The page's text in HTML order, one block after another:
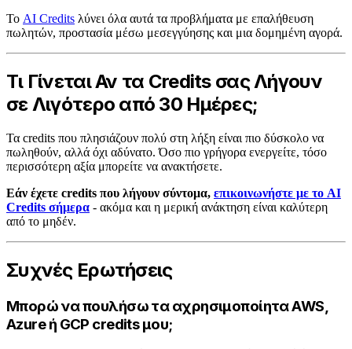
Το AI Credits λύνει όλα αυτά τα προβλήματα με επαλήθευση
πωλητών, προστασία μέσω μεσεγγύησης και μια δομημένη αγορά.
Τι Γίνεται Αν τα Credits σας Λήγουν
σε Λιγότερο από 30 Ημέρες;
Τα credits που πλησιάζουν πολύ στη λήξη είναι πιο δύσκολο να
πωληθούν, αλλά όχι αδύνατο. Όσο πιο γρήγορα ενεργείτε, τόσο
περισσότερη αξία μπορείτε να ανακτήσετε.
Εάν έχετε credits που λήγουν σύντομα, επικοινωνήστε με το AI
Credits σήμερα - ακόμα και η μερική ανάκτηση είναι καλύτερη
από το μηδέν.
Συχνές Ερωτήσεις
Μπορώ να πουλήσω τα αχρησιμοποίητα AWS,
Azure ή GCP credits μου;